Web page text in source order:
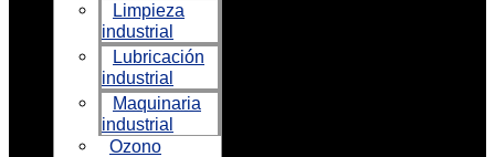
Limpieza
industrial
Lubricación
industrial
Maquinaria
industrial
Ozono